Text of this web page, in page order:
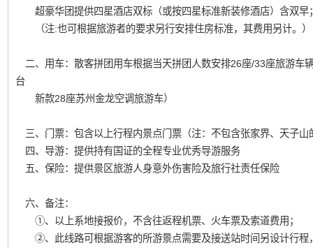
超豪华团提供四星酒店双标（或按四星标准新装修酒店）含双早
（注:也可根据旅游者的要求另行安排住房标准，其费用另计。）
二、用车：散客拼团用车根据当天拼团人数安排26座/33座旅游车
台
新款28座苏州金龙空调旅游车）
三、门票：包含以上行程内景点门票（注：不包含张家界、天子山
四、导游：提供持有国证的全程专业优秀导游服务
五、保险：提供景区旅游人身意外伤害险及旅行社责任保险
六、备注：
①、以上系地接报价，不含往返程机票、火车票及索道费用；
②、此线路可根据游客的所游景点需要及接送站时间另设计行程